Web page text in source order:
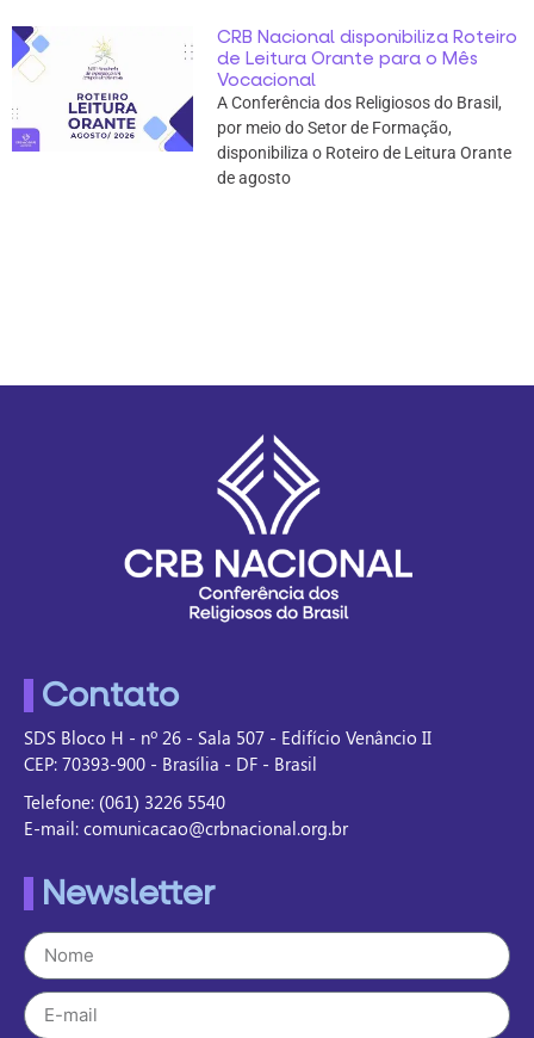
CRB Nacional disponibiliza Roteiro
de Leitura Orante para o Mês
Vocacional
A Conferência dos Religiosos do Brasil,
por meio do Setor de Formação,
disponibiliza o Roteiro de Leitura Orante
de agosto
Contato
SDS Bloco H - nº 26 - Sala 507 - Edifício Venâncio II
CEP: 70393-900 - Brasília - DF - Brasil
Telefone: (061) 3226 5540
E-mail: comunicacao@crbnacional.org.br
Newsletter